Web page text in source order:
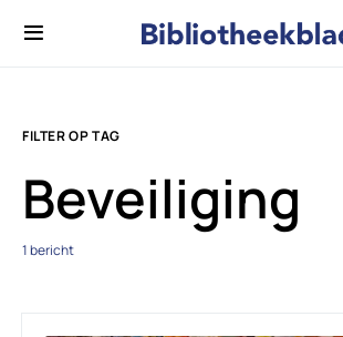
FILTER OP TAG
Beveiliging
1 bericht